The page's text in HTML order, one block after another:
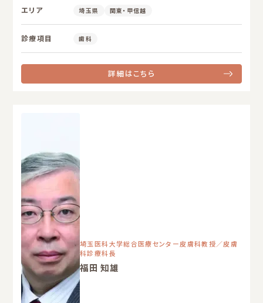
エリア 埼玉県 関東・甲信越
診療項目 歯科
詳細はこちら
埼玉医科大学総合医療センター皮膚科教授／皮膚
科診療科長
福田 知雄